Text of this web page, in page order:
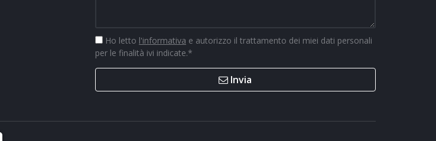
Ho letto l'informativa e autorizzo il trattamento dei miei dati personali
per le finalità ivi indicate.*
Invia